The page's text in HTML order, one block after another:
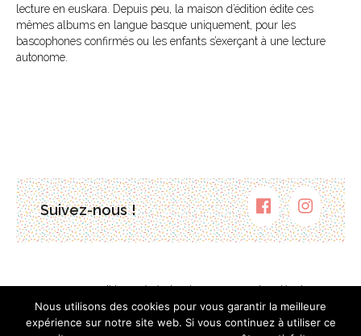
lecture en euskara. Depuis peu, la maison d’édition édite ces
mêmes albums en langue basque uniquement, pour les
bascophones confirmés ou les enfants s’exerçant à une lecture
autonome.
Suivez-nous !
Contact Conditions générales de vente
Mentions légales
Plan du site
Nous utilisons des cookies pour vous garantir la meilleure
expérience sur notre site web. Si vous continuez à utiliser ce